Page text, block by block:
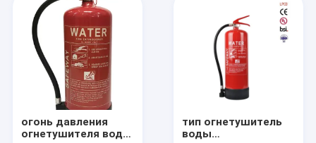
Продукты
О нас
Путешествие фабрики
Проверка качества
огонь давления
огнетушителя воды
тип огнетушитель
воды